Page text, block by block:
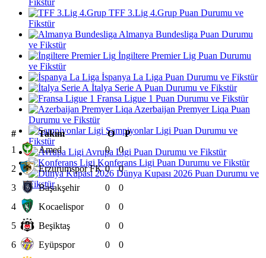
TFF 3.Lig 4.Grup Puan Durumu ve
Fikstür
Almanya Bundesliga Puan Durumu
ve Fikstür
İngiltere Premier Lig Puan Durumu
ve Fikstür
İspanya La Liga Puan Durumu ve Fikstür
İtalya Serie A Puan Durumu ve Fikstür
Fransa Ligue 1 Puan Durumu ve Fikstür
Azerbaijan Premyer Liqa Puan
Durumu ve Fikstür
Şampiyonlar Ligi Puan Durumu ve
Fikstür
Avrupa Ligi Puan Durumu ve Fikstür
Konferans Ligi Puan Durumu ve Fikstür
Dünya Kupası 2026 Puan Durumu ve
Fikstür
# Takım O
P
1
Amed 0
0
2
Erzurumspor FK 0
0
3
Başakşehir 0
0
4
Kocaelispor 0
0
5
Beşiktaş 0
0
6
Eyüpspor 0 0